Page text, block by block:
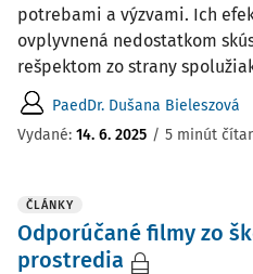
potrebami a výzvami. Ich
ovplyvnená nedostatkom
rešpektom zo strany
PaedDr. Dušana Bieleszová
Vydané: 14. 6. 2025 / 5 minút
ČLÁNKY
Odporúčané filmy zo
prostredia